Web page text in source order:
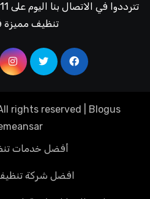
تنظيف مميزة
rights reserved Blogus
أفضل خدمات
افضل شركة